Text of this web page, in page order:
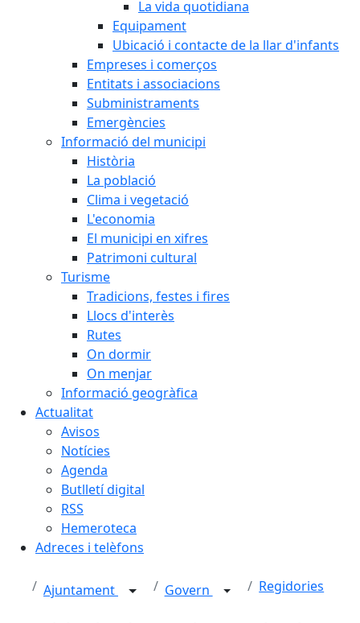
La vida quotidiana
Equipament
Ubicació i contacte de la llar d'infants
Empreses i comerços
Entitats i associacions
Subministraments
Emergències
Informació del municipi
Història
La població
Clima i vegetació
L'economia
El municipi en xifres
Patrimoni cultural
Turisme
Tradicions, festes i fires
Llocs d'interès
Rutes
On dormir
On menjar
Informació geogràfica
Actualitat
Avisos
Notícies
Agenda
Butlletí digital
RSS
Hemeroteca
Adreces i telèfons
Ajuntament Govern Regidories